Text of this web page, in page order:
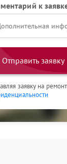
к
Отправить заявку
заявку на